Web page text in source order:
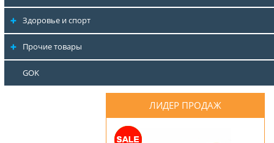
Здоровье и спорт
Прочие товары
GOK
ЛИДЕР ПРОДАЖ